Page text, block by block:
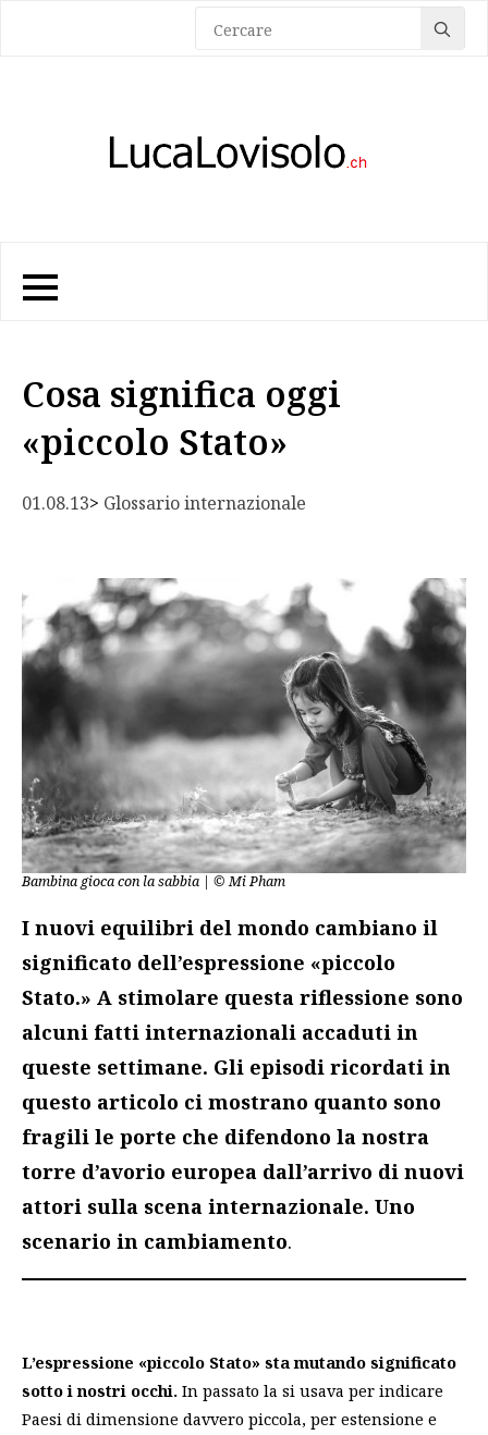
for:
Cosa significa oggi
«piccolo Stato»
01.08.13> Glossario internazionale
Bambina gioca con la sabbia | © Mi Pham
I nuovi equilibri del mondo cambiano il
significato dell’espressione «piccolo
Stato.» A stimolare questa riflessione sono
alcuni fatti internazionali accaduti in
queste settimane. Gli episodi ricordati in
questo articolo ci mostrano quanto sono
fragili le porte che difendono la nostra
torre d’avorio europea dall’arrivo di nuovi
attori sulla scena internazionale. Uno
scenario in cambiamento.
L’espressione «piccolo Stato» sta mutando significato
sotto i nostri occhi. In passato la si usava per indicare
Paesi di dimensione davvero piccola, per estensione e